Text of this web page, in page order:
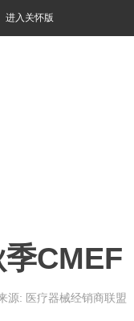
进入关怀版
CMEF
源: 医疗器械经销商联盟